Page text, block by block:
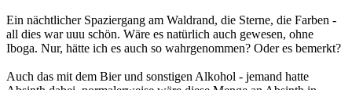
Ein nächtlicher Spaziergang am Waldrand, die Sterne, die Farben -
all dies war uuu schön. Wäre es natürlich auch gewesen, ohne
Iboga. Nur, hätte ich es auch so wahrgenommen? Oder es bemerkt?
Auch das mit dem Bier und sonstigen Alkohol - jemand hatte